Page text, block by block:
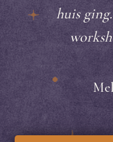
huis